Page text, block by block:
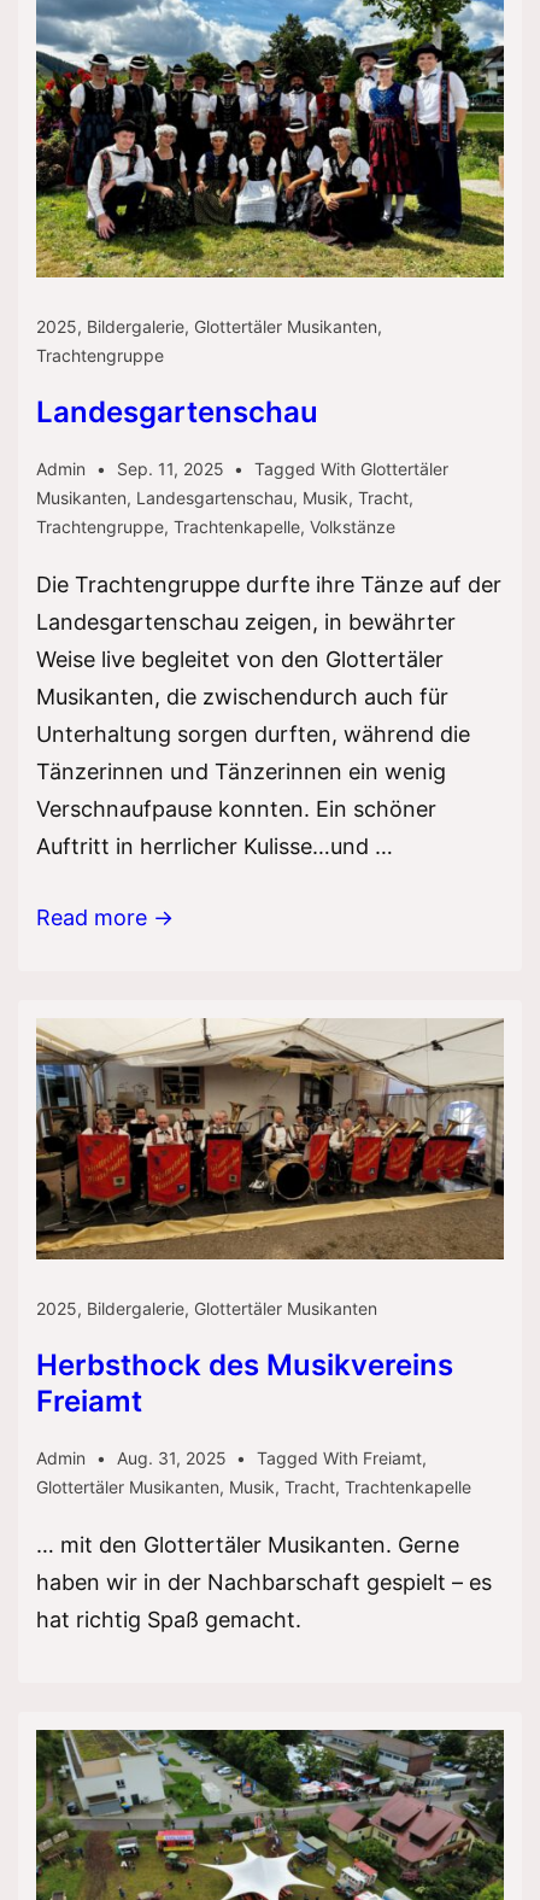
2025, Bildergalerie, Glottertäler Musikanten,
Trachtengruppe
Landesgartenschau
Admin Sep. 11, 2025 Tagged With Glottertäler
Musikanten, Landesgartenschau, Musik, Tracht,
Trachtengruppe, Trachtenkapelle, Volkstänze
Die Trachtengruppe durfte ihre Tänze auf der
Landesgartenschau zeigen, in bewährter
Weise live begleitet von den Glottertäler
Musikanten, die zwischendurch auch für
Unterhaltung sorgen durften, während die
Tänzerinnen und Tänzerinnen ein wenig
Verschnaufpause konnten. Ein schöner
Auftritt in herrlicher Kulisse…und …
Landesgartenschau
Read more →
2025, Bildergalerie, Glottertäler Musikanten
Herbsthock des Musikvereins
Freiamt
Admin Aug. 31, 2025 Tagged With Freiamt,
Glottertäler Musikanten, Musik, Tracht, Trachtenkapelle
… mit den Glottertäler Musikanten. Gerne
haben wir in der Nachbarschaft gespielt – es
hat richtig Spaß gemacht.